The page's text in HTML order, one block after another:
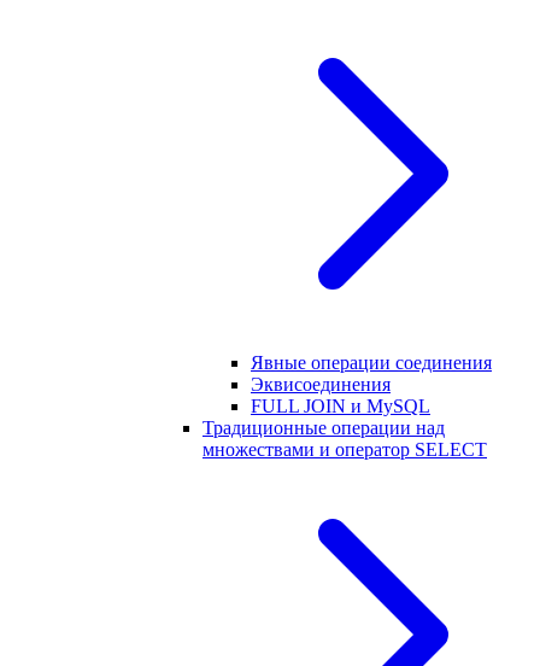
Явные операции соединения
Эквисоединения
FULL JOIN и MySQL
Традиционные операции над
множествами и оператор SELECT